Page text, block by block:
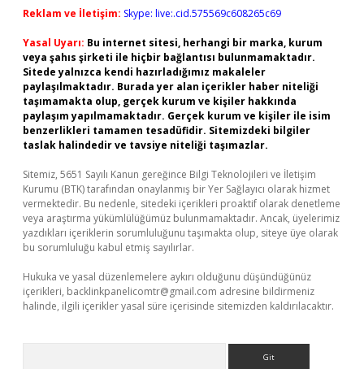
Reklam ve İletişim: Skype: live:.cid.575569c608265c69
Yasal Uyarı: Bu internet sitesi, herhangi bir marka, kurum
veya şahıs şirketi ile hiçbir bağlantısı bulunmamaktadır.
Sitede yalnızca kendi hazırladığımız makaleler
paylaşılmaktadır. Burada yer alan içerikler haber niteliği
taşımamakta olup, gerçek kurum ve kişiler hakkında
paylaşım yapılmamaktadır. Gerçek kurum ve kişiler ile isim
benzerlikleri tamamen tesadüfidir. Sitemizdeki bilgiler
taslak halindedir ve tavsiye niteliği taşımazlar.
Sitemiz, 5651 Sayılı Kanun gereğince Bilgi Teknolojileri ve İletişim
Kurumu (BTK) tarafından onaylanmış bir Yer Sağlayıcı olarak hizmet
vermektedir. Bu nedenle, sitedeki içerikleri proaktif olarak denetleme
veya araştırma yükümlülüğümüz bulunmamaktadır. Ancak, üyelerimiz
yazdıkları içeriklerin sorumluluğunu taşımakta olup, siteye üye olarak
bu sorumluluğu kabul etmiş sayılırlar.
Hukuka ve yasal düzenlemelere aykırı olduğunu düşündüğünüz
içerikleri, backlinkpanelicomtr@gmail.com adresine bildirmeniz
halinde, ilgili içerikler yasal süre içerisinde sitemizden kaldırılacaktır.